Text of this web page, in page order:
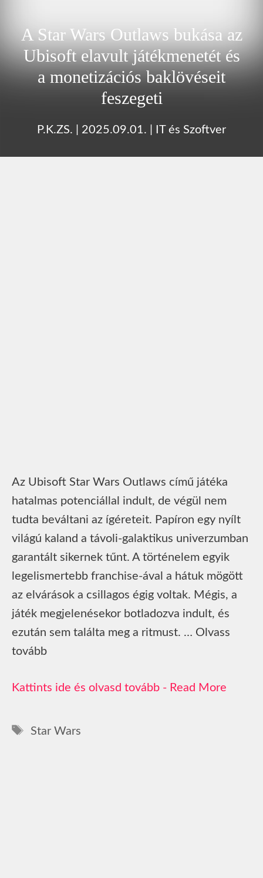
A Star Wars Outlaws bukása az
Ubisoft elavult játékmenetét és
a monetizációs baklövéseit
feszegeti
P.K.ZS. 2025.09.01. IT és Szoftver
Az Ubisoft Star Wars Outlaws című játéka
hatalmas potenciállal indult, de végül nem
tudta beváltani az ígéreteit. Papíron egy nyílt
világú kaland a távoli-galaktikus univerzumban
garantált sikernek tűnt. A történelem egyik
legelismertebb franchise-ával a hátuk mögött
az elvárások a csillagos égig voltak. Mégis, a
játék megjelenésekor botladozva indult, és
ezután sem találta meg a ritmust. … Olvass
tovább
Read More
Címkék
Star Wars